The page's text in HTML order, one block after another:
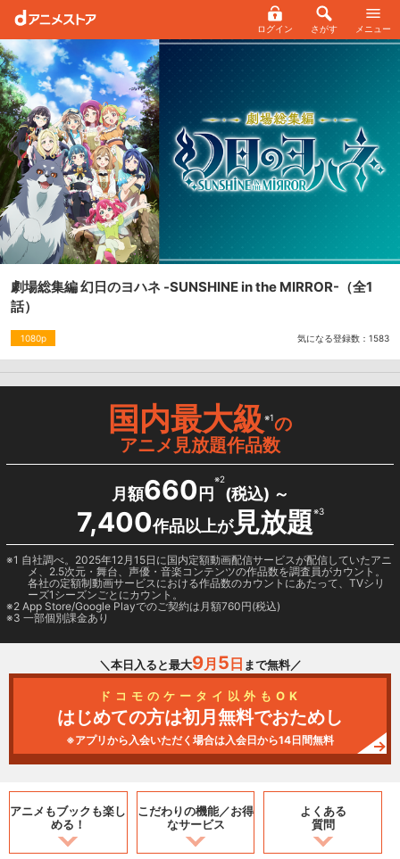
ログイン さがす メニュー
劇場総集編 幻日のヨハネ -SUNSHINE in the MIRROR- （全1
話）
1080p 気になる登録数： 1583
国内最大級※1の
アニメ見放題作品数
月額660 円
※2
(税込) ～
7,400作品以上が見放題※3
1 自社調べ。2025年12月15日に国内定額動画配信サービスが配信していたアニ
メ、2.5次元・舞台、声優・音楽コンテンツの作品数を調査員がカウント。
各社の定額制動画サービスにおける作品数のカウントにあたって、TVシリ
ーズ1シーズンごとにカウント。
2 App Store/Google Playでのご契約は月額760円(税込)
3 一部個別課金あり
＼本日入ると最大9月 5 日 まで無料／
ドコモのケータイ以外もOK
はじめての方は初月無料でおためし
※アプリから入会いただく場合は入会日から14日間無料
アニメもブックも楽し
める！
こだわりの機能／お得
なサービス
よくある
質問